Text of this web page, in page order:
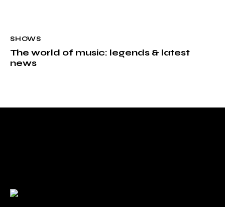
SHOWS
The world of music: legends & latest
news